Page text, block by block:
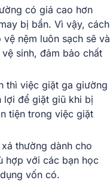
có giá cao hơn
bị bẩn. Vì vậy, cách
nệm luôn sạch sẽ và
sinh, đảm bảo chất
thì việc giặt ga giường
lợi để giặt giũ khi bị
tiện trong việc giặt
thường dành cho
hợp với các bạn học
vốn có.